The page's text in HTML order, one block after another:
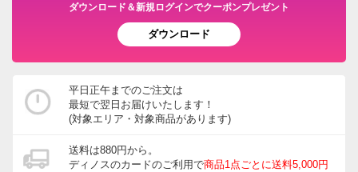
ダウンロード＆新規ログインでクーポンプレゼント
ダウンロード
平日正午までのご注文は
最短で翌日お届けいたします！
(対象エリア・対象商品があります)
送料は880円から。
ディノスのカードのご利用で商品1点ごとに送料5,000円